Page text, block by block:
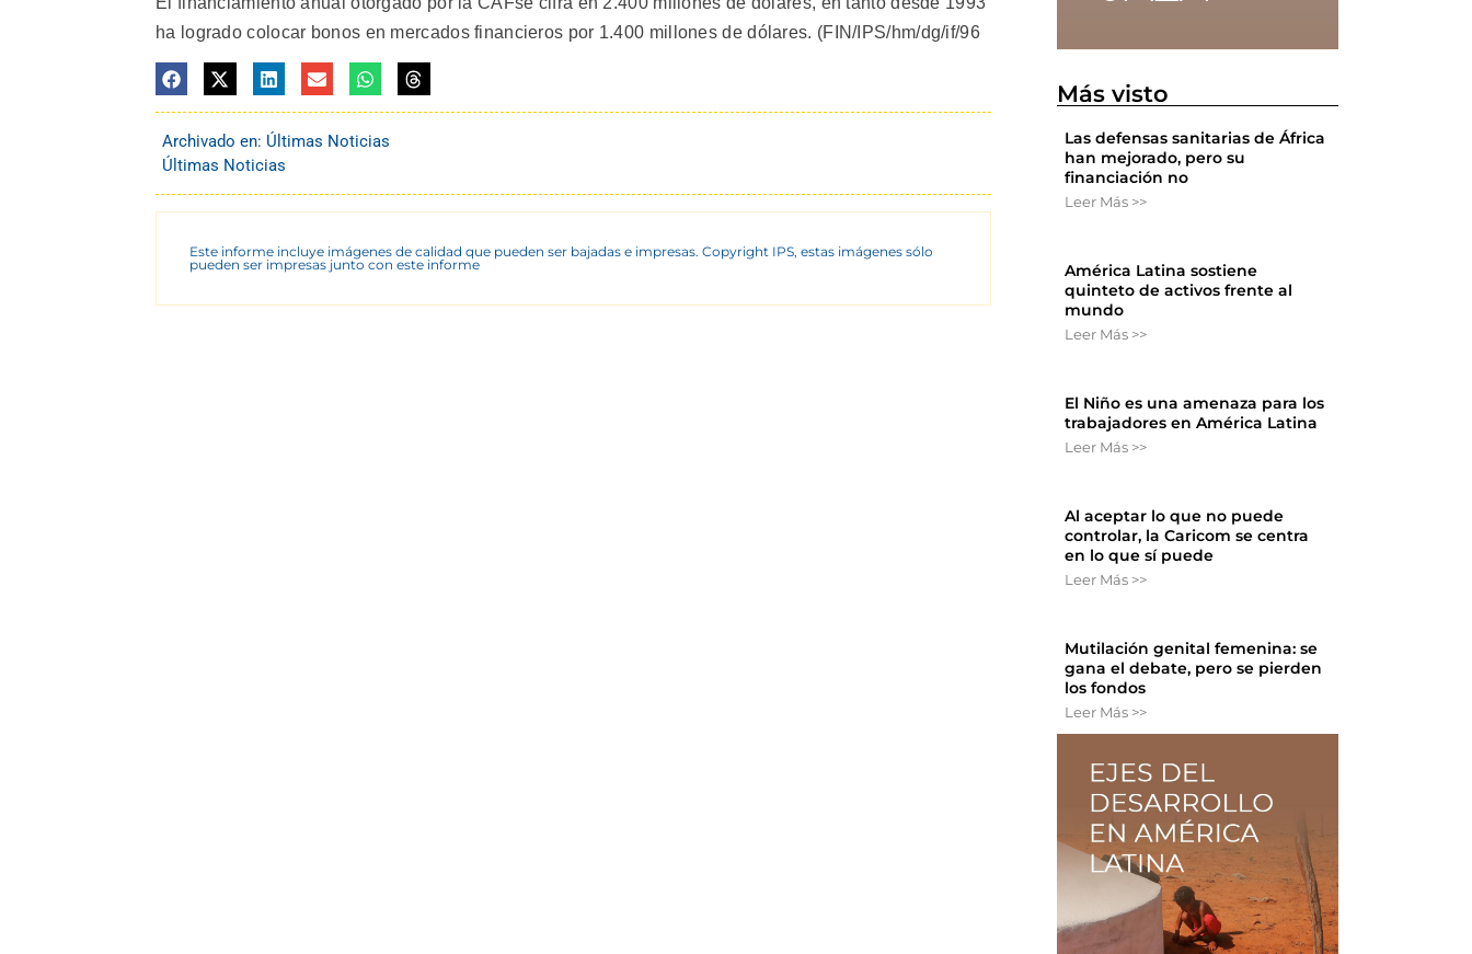
ha logrado colocar bonos en mercados financieros por 1.400 millones de dólares. (FIN/IPS/hm/dg/if/96
Archivado en: Últimas Noticias
Últimas Noticias
Este informe incluye imágenes de calidad que pueden ser bajadas e impresas. Copyright IPS, estas imágenes sólo
pueden ser impresas junto con este informe
Más visto
Las defensas sanitarias de África
han mejorado, pero su
financiación no
Leer Más >>
América Latina sostiene
quinteto de activos frente al
mundo
Leer Más >>
El Niño es una amenaza para los
trabajadores en América Latina
Leer Más >>
Al aceptar lo que no puede
controlar, la Caricom se centra
en lo que sí puede
Leer Más >>
Mutilación genital femenina: se
gana el debate, pero se pierden
los fondos
Leer Más >>